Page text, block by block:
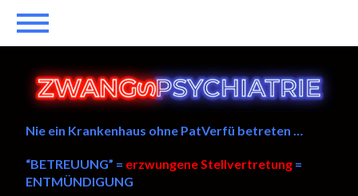
Nie ein Krankenhaus ohne PatVerfü betreten …
“BETREUUNG” = erzwungene Stellvertretung =
ENTMÜNDIGUNG